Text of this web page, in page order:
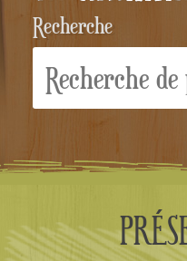
Recherche
pour :